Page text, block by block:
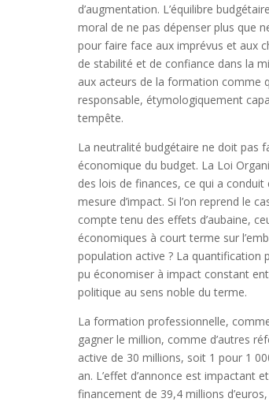
d’augmentation. L’équilibre
moral de ne pas dépenser plus que
pour faire face aux imprévus et aux
de stabilité et de confiance dans la
aux acteurs de la formation comme
responsable, étymologiquement
tempête.
La neutralité budgétaire ne doit pas
économique du budget. La Loi
des lois de finances, ce qui a
mesure d’impact. Si l’on reprend le
compte tenu des effets d’aubaine,
économiques à court terme sur
population active ? La quantification
pu économiser à impact constant
politique au sens noble du terme.
La formation professionnelle,
gagner le million, comme d’autres
active de 30 millions, soit 1 pour 1
an. L’effet d’annonce est impactant
financement de 39,4 millions